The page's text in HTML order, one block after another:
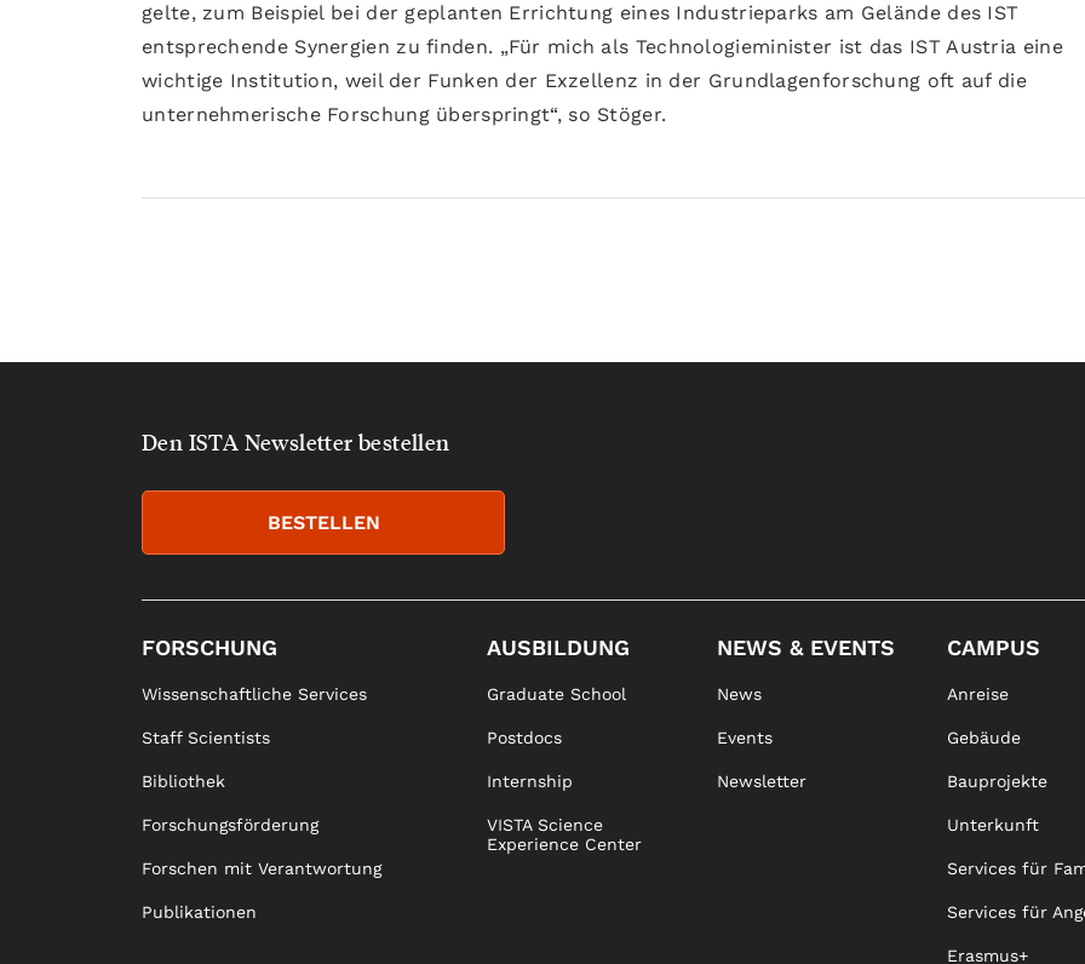
gelte, zum Beispiel bei der geplanten Errichtung eines Industrieparks am Gelände des IST
entsprechende Synergien zu finden. „Für mich als Technologieminister ist das IST Austria eine
wichtige Institution, weil der Funken der Exzellenz in der Grundlagenforschung oft auf die
unternehmerische Forschung überspringt“, so Stöger.
Den ISTA Newsletter bestellen
BESTELLEN
FORSCHUNG
Wissenschaftliche Services
Staff Scientists
Bibliothek
Forschungsförderung
Forschen mit Verantwortung
Publikationen
AUSBILDUNG
Graduate School
Postdocs
Internship
VISTA Science
Experience Center
NEWS & EVENTS
News
Events
Newsletter
CAMPUS
Anreise
Gebäude
Bauprojekte
Unterkunft
Services für
Services für
Erasmus+